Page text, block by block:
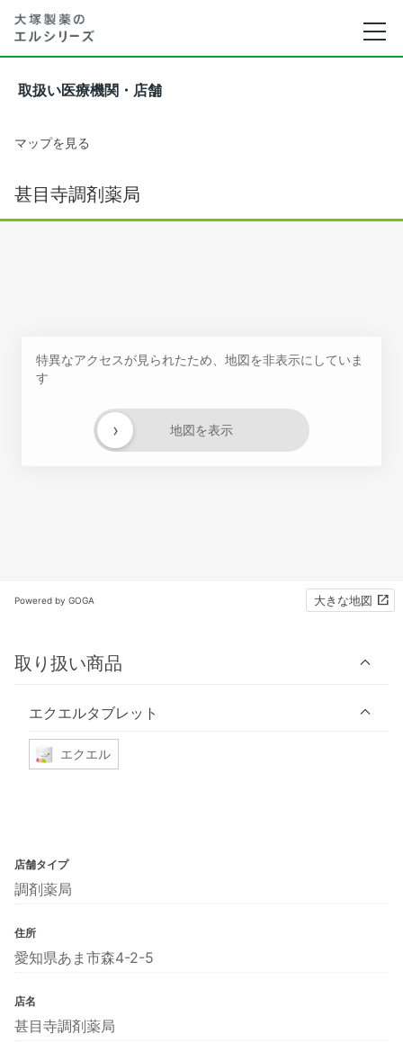
取扱い医療機関・店舗
マップを見る
甚目寺調剤薬局
特異なアクセスが見られたため、地図を非表示にしていま
す
地図を表示
›
Powered by GOGA 大きな地図
取り扱い商品
エクエルタブレット
エクエル
店舗タイプ
調剤薬局
住所
愛知県あま市森4-2-5
店名
甚目寺調剤薬局